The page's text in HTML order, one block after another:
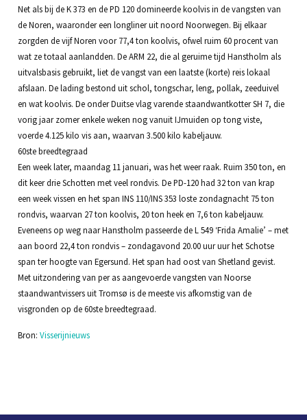
Net als bij de K 373 en de PD 120 domineerde koolvis in de vangsten van
de Noren, waaronder een longliner uit noord Noorwegen. Bij elkaar
zorgden de vijf Noren voor 77,4 ton koolvis, ofwel ruim 60 procent van
wat ze totaal aanlandden. De ARM 22, die al geruime tijd Hanstholm als
uitvalsbasis gebruikt, liet de vangst van een laatste (korte) reis lokaal
afslaan. De lading bestond uit schol, tongschar, leng, pollak, zeeduivel
en wat koolvis. De onder Duitse vlag varende staandwantkotter SH 7, die
vorig jaar zomer enkele weken nog vanuit IJmuiden op tong viste,
voerde 4.125 kilo vis aan, waarvan 3.500 kilo kabeljauw.
60ste breedtegraad
Een week later, maandag 11 januari, was het weer raak. Ruim 350 ton, en
dit keer drie Schotten met veel rondvis. De PD-120 had 32 ton van krap
een week vissen en het span INS 110/INS 353 loste zondagnacht 75 ton
rondvis, waarvan 27 ton koolvis, 20 ton heek en 7,6 ton kabeljauw.
Eveneens op weg naar Hanstholm passeerde de L 549 ‘Frida Amalie’ – met
aan boord 22,4 ton rondvis – zondagavond 20.00 uur uur het Schotse
span ter hoogte van Egersund. Het span had oost van Shetland gevist.
Met uitzondering van per as aangevoerde vangsten van Noorse
staandwantvissers uit Tromsø is de meeste vis afkomstig van de
visgronden op de 60ste breedtegraad.
Bron: Visserijnieuws